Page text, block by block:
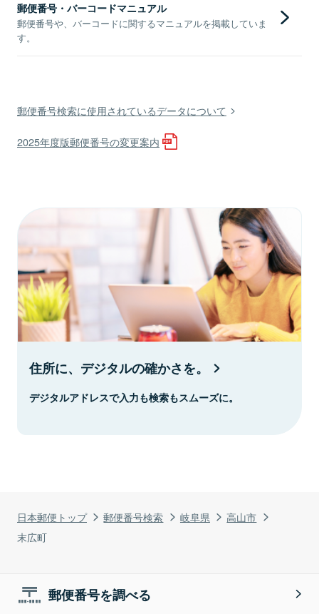
日本郵便トップ 郵便番号検索 岐阜県
高山市
末広町
郵便番号・バーコードマニュアル
郵便番号や、バーコードに関するマニュアルを掲載していま
す。
郵便番号検索に使用されているデータについて
2025年度版郵便番号の変更案内
住所に、デジタルの確かさを。
デジタルアドレスで入力も検索もスムーズに。
郵便番号を調べる